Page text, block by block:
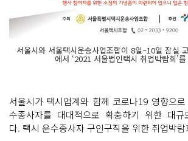
서울시와 서울택시운송사업조합이 8일~10일 잠실
에서 ‘2021 서울법인택시 취업박람회’
서울시가 택시업계와 함께 코로나19 영향으
수종사자를 대대적으로 확충하기 위한 대
다. 택시 운수종사자 구인구직을 위한 취업박